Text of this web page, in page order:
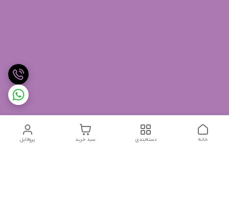
پروفایل سبد خرید دسته‌بندی خانه